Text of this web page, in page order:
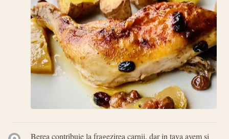
Berea contribuie la fragezirea carnii, dar in tava avem si